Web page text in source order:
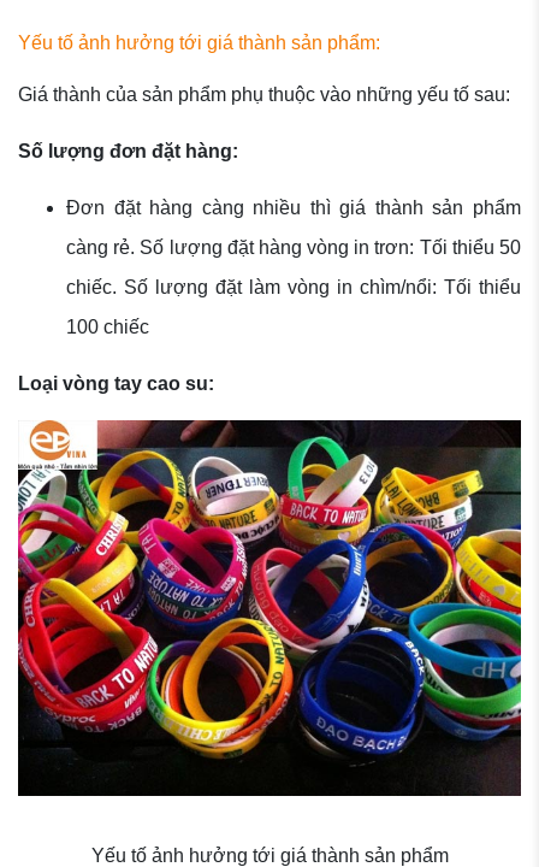
Yếu tố ảnh hưởng tới giá thành sản phẩm:
Giá thành của sản phẩm phụ thuộc vào những yếu tố sau:
Số lượng đơn đặt hàng:
Đơn đặt hàng càng nhiều thì giá thành sản phẩm
càng rẻ. Số lượng đặt hàng vòng in trơn: Tối thiểu 50
chiếc. Số lượng đặt làm vòng in chìm/nổi: Tối thiểu
100 chiếc
Loại vòng tay cao su:
Yếu tố ảnh hưởng tới giá thành sản phẩm